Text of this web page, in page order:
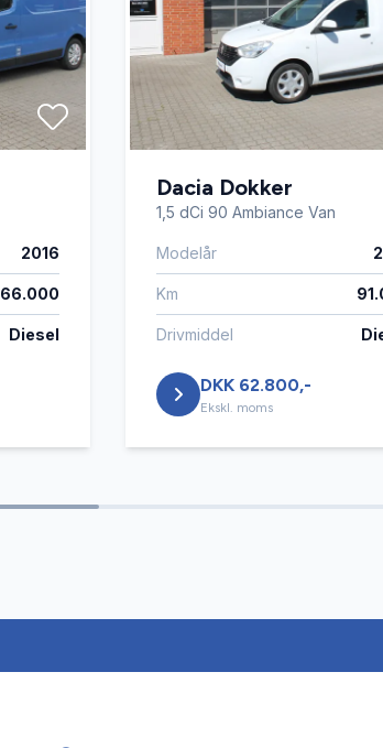
2016
66.000
Diesel
Dacia Dokker
1,5 dCi 90 Ambiance Van
Modelår
Km
Drivmiddel
DKK 62.800,-
Ekskl. moms